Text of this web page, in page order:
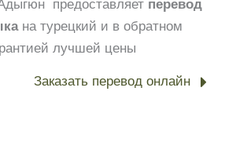
предоставляет перевод
на турецкий и в обратном
лучшей цены
Заказать перевод онлайн